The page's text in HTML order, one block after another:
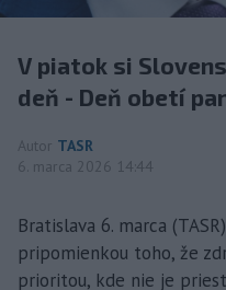
V piatok si
deň - Deň obetí
Autor TASR
6. marca 2026 14:44
Bratislava 6. marca
pripomienkou toho, že
prioritou, kde nie je